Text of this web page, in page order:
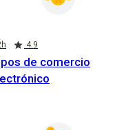
de comercio
4.9